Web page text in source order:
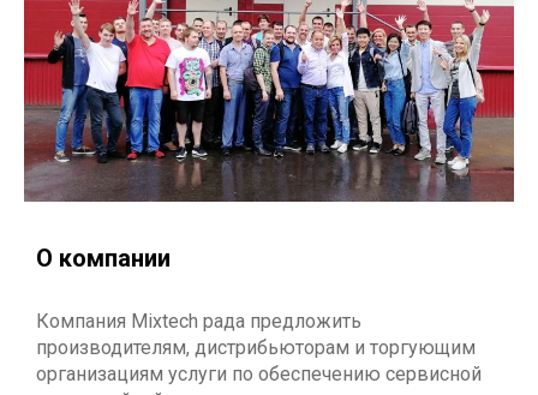
О компании
Компания Mixtech рада предложить
производителям, дистрибьюторам и торгующим
организациям услуги по обеспечению сервисной